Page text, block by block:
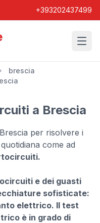
+393202437499
brescia
a Brescia
per risolvere i
come ad
e dei guasti
sofisticate:
elettrico. Il test
è in grado di